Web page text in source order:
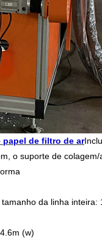
papel de filtro de ar
o suporte de
da linha
(w)